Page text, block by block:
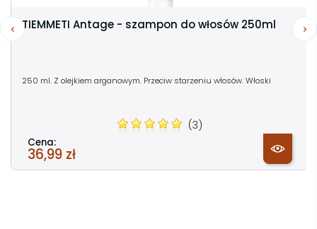
TIEMMETI Antage - szampon do włosów 250ml
250 ml. Z olejkiem arganowym. Przeciw starzeniu włosów. Włoski
(3)
Cena:
36,99 zł